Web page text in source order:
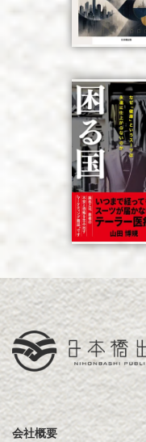
会社概要